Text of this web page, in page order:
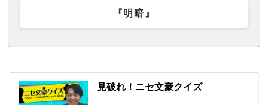
『明暗』
見破れ！ニセ文豪クイズ